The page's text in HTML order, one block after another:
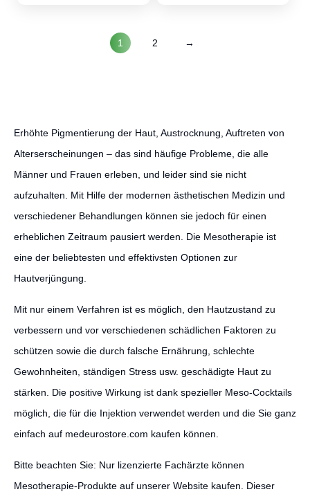
1 2 →
Erhöhte Pigmentierung der Haut, Austrocknung, Auftreten von
Alterserscheinungen – das sind häufige Probleme, die alle
Männer und Frauen erleben, und leider sind sie nicht
aufzuhalten. Mit Hilfe der modernen ästhetischen Medizin und
verschiedener Behandlungen können sie jedoch für einen
erheblichen Zeitraum pausiert werden. Die Mesotherapie ist
eine der beliebtesten und effektivsten Optionen zur
Hautverjüngung.
Mit nur einem Verfahren ist es möglich, den Hautzustand zu
verbessern und vor verschiedenen schädlichen Faktoren zu
schützen sowie die durch falsche Ernährung, schlechte
Gewohnheiten, ständigen Stress usw. geschädigte Haut zu
stärken. Die positive Wirkung ist dank spezieller Meso-Cocktails
möglich, die für die Injektion verwendet werden und die Sie ganz
einfach auf medeurostore.com kaufen können.
Bitte beachten Sie: Nur lizenzierte Fachärzte können
Mesotherapie-Produkte auf unserer Website kaufen. Dieser